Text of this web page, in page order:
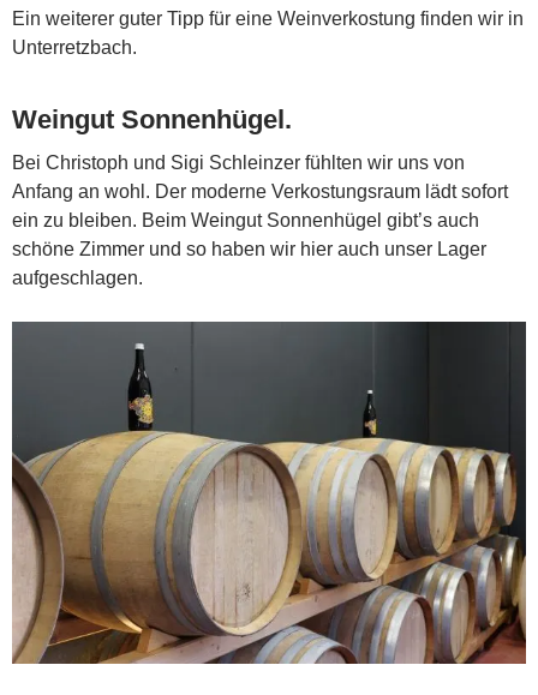
Ein weiterer guter Tipp für eine Weinverkostung finden wir in
Unterretzbach.
Weingut Sonnenhügel.
Bei Christoph und Sigi Schleinzer fühlten wir uns von
Anfang an wohl. Der moderne Verkostungsraum lädt sofort
ein zu bleiben. Beim Weingut Sonnenhügel gibt’s auch
schöne Zimmer und so haben wir hier auch unser Lager
aufgeschlagen.